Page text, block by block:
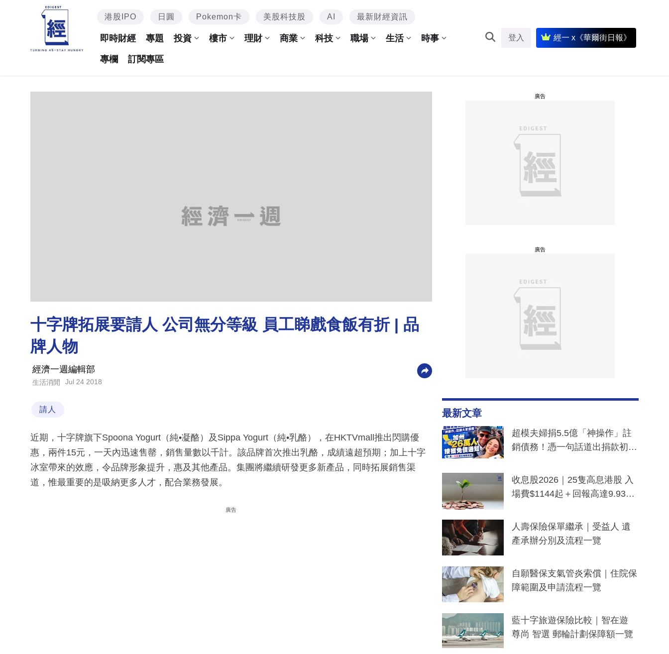
港股IPO 日圓 Pokemon卡 美股科技股 AI 最新財經資訊
即時財經 專題 投資 樓市 理財 商業 科技 職場 生活 時事
專欄 訂閱專區
登入 經一 x《華爾街日報》
十字牌拓展要請人 公司無分等級 員工睇戲食飯有折 | 品
牌人物
經濟一週編輯部
生活消閒 Jul 24 2018
請人
近期，十字牌旗下Spoona Yogurt（純•凝酪）及Sippa Yogurt（純•乳酪），在HKTVmall推出閃購優
惠，兩件15元，一天內迅速售罄，銷售量數以千計。該品牌首次推出乳酪，成績遠超預期；加上十字
冰室帶來的效應，令品牌形象提升，惠及其他產品。集團將繼續研發更多新產品，同時拓展銷售渠
道，惟最重要的是吸納更多人才，配合業務發展。
廣告
廣告
廣告
最新文章
超模夫婦捐5.5億「神操作」註
銷債務！憑一句話道出捐款初
一度被誤當詐騙手段
收息股2026｜25隻高息港股 入
場費$1144起＋回報高達9.93
人壽保險保單繼承｜受益人 遺
產承辦分別及流程一覽
自願醫保支氣管炎索償｜住院保
障範圍及申請流程一覽
藍十字旅遊保險比較｜智在遊
尊尚 智選 郵輪計劃保障額一覽